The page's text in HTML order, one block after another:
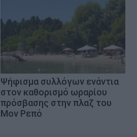
Ψήφισμα συλλόγων ενάντια
στον καθορισμό ωραρίου
πρόσβασης στην πλαζ του
Μον Ρεπό